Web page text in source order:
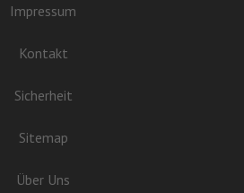
Impressum
Kontakt
Sicherheit
Sitemap
Über Uns